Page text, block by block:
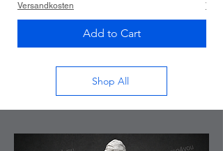
Versandkosten
Add to Cart
Shop All